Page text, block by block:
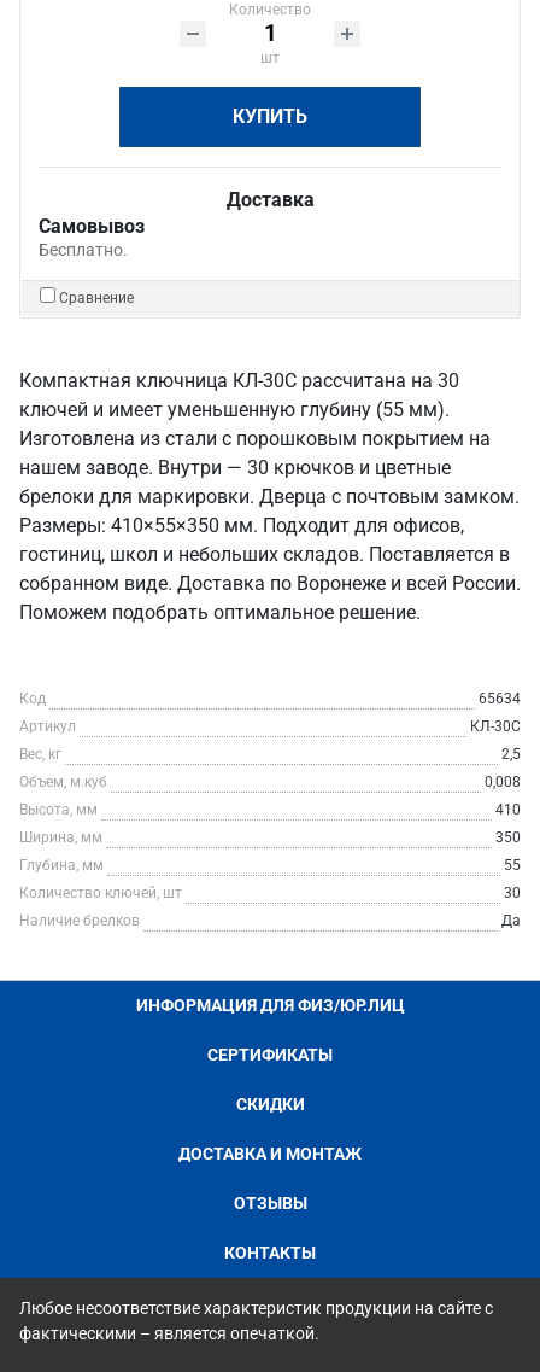
Количество
шт
КУПИТЬ
Доставка
Самовывоз
Бесплатно.
Сравнение
Компактная ключница КЛ-30С рассчитана на 30
ключей и имеет уменьшенную глубину (55 мм).
Изготовлена из стали с порошковым покрытием на
нашем заводе. Внутри — 30 крючков и цветные
брелоки для маркировки. Дверца с почтовым замком.
Размеры: 410×55×350 мм. Подходит для офисов,
гостиниц, школ и небольших складов. Поставляется в
собранном виде. Доставка по Воронеже и всей России.
Поможем подобрать оптимальное решение.
Код
65634
Артикул
КЛ-30С
Вес, кг
2,5
Объем, м.куб
0,008
Высота, мм
410
Ширина, мм
350
Глубина, мм
55
Количество ключей, шт
30
Наличие брелков
Да
ИНФОРМАЦИЯ ДЛЯ ФИЗ/ЮР.ЛИЦ
СЕРТИФИКАТЫ
СКИДКИ
ДОСТАВКА И МОНТАЖ
ОТЗЫВЫ
КОНТАКТЫ
Любое несоответствие характеристик продукции на сайте с
фактическими – является опечаткой.